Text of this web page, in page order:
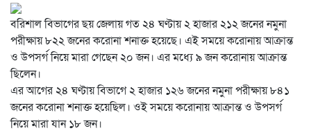
বরিশাল বিভাগের ছয় জেলায় গত ২৪ ঘণ্টায় ২ হাজার ২১২ জনের নমুনা
পরীক্ষায় ৮২২ জনের করোনা শনাক্ত হয়েছে। এই সময়ে করোনায় আক্রান্ত
ও উপসর্গ নিয়ে মারা গেছেন ২০ জন। এর মধ্যে ৯ জন করোনায় আক্রান্ত
ছিলেন।
এর আগের ২৪ ঘণ্টায় বিভাগে ২ হাজার ১২৬ জনের নমুনা পরীক্ষায় ৮৪১
জনের করোনা শনাক্ত হয়েছিল। ওই সময়ে করোনায় আক্রান্ত ও উপসর্গ
নিয়ে মারা যান ১৮ জন।